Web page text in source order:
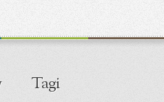
Tagi